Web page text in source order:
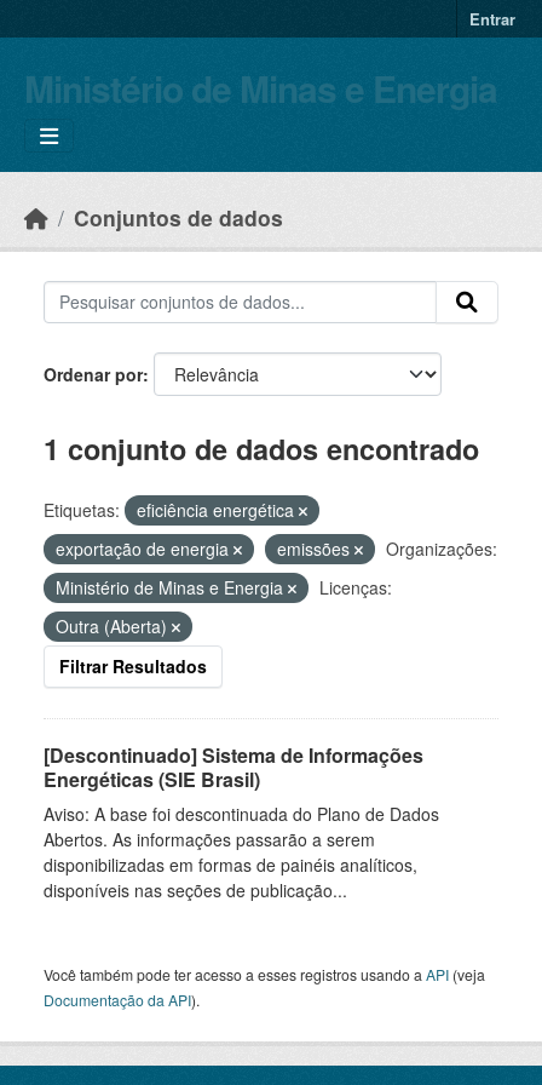
Entrar
Ministério de Minas e Energia
Conjuntos de dados
Ordenar por
1 conjunto de dados encontrado
Etiquetas:
eficiência energética
exportação de energia
emissões
Organizações:
Ministério de Minas e Energia
Licenças:
Outra (Aberta)
Filtrar Resultados
[Descontinuado] Sistema de Informações
Energéticas (SIE Brasil)
Aviso: A base foi descontinuada do Plano de Dados
Abertos. As informações passarão a serem
disponibilizadas em formas de painéis analíticos,
disponíveis nas seções de publicação...
Você também pode ter acesso a esses registros usando a API (veja
Documentação da API).